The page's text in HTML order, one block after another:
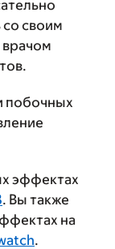
своим
врачом
побочных
эффектах
. Вы также
на
.